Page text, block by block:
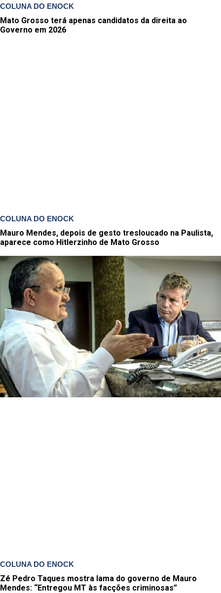
COLUNA DO ENOCK
Mato Grosso terá apenas candidatos da direita ao
Governo em 2026
COLUNA DO ENOCK
Mauro Mendes, depois de gesto tresloucado na Paulista,
aparece como Hitlerzinho de Mato Grosso
COLUNA DO ENOCK
Zé Pedro Taques mostra lama do governo de Mauro
Mendes: “Entregou MT às facções criminosas”